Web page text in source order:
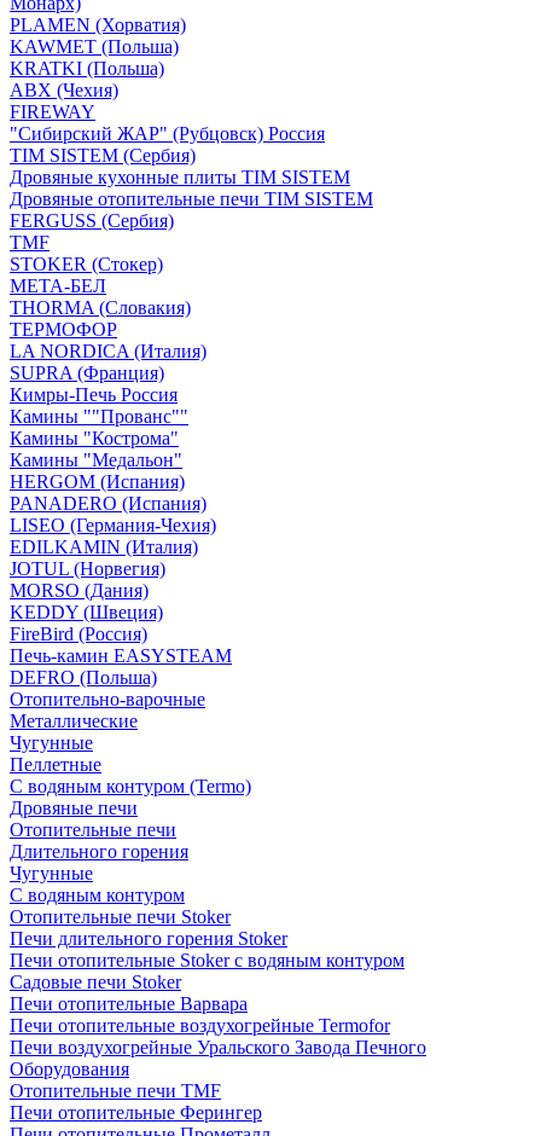
PLAMEN (Хорватия)
KAWMET (Польша)
KRATKI (Польша)
ABX (Чехия)
FIREWAY
"Сибирский ЖАР" (Рубцовск) Россия
TIM SISTEM (Сербия)
Дровяные кухонные плиты TIM SISTEM
Дровяные отопительные печи TIM SISTEM
FERGUSS (Сербия)
TMF
STOKER (Стокер)
МЕТА-БЕЛ
THORMA (Словакия)
ТЕРМОФОР
LA NORDICA (Италия)
SUPRA (Франция)
Кимры-Печь Россия
Камины ""Прованс""
Камины "Кострома"
Камины "Медальон"
HERGOM (Испания)
PANADERO (Испания)
LISEO (Германия-Чехия)
EDILKAMIN (Италия)
JOTUL (Норвегия)
MORSO (Дания)
KEDDY (Швеция)
FireBird (Россия)
Печь-камин EASYSTEAM
DEFRO (Польша)
Отопительно-варочные
Металлические
Чугунные
Пеллетные
С водяным контуром (Termo)
Дровяные печи
Отопительные печи
Длительного горения
Чугунные
C водяным контуром
Отопительные печи Stoker
Печи длительного горения Stoker
Печи отопительные Stoker с водяным контуром
Садовые печи Stoker
Печи отопительные Варвара
Печи отопительные воздухогрейные Termofor
Печи воздухогрейные Уральского Завода Печного
Оборудования
Отопительные печи TMF
Печи отопительные Ферингер